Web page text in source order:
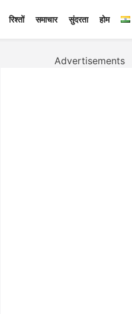
रिश्तों समाचार सुंदरता होम
Advertisements